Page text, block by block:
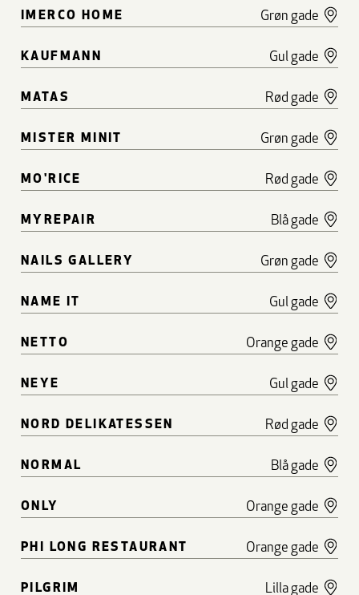
IMERCO HOME Grøn gade
KAUFMANN Gul gade
MATAS Rød gade
MISTER MINIT Grøn gade
MO'RICE Rød gade
MYREPAIR Blå gade
NAILS GALLERY Grøn gade
NAME IT Gul gade
NETTO Orange gade
NEYE Gul gade
NORD DELIKATESSEN Rød gade
NORMAL Blå gade
ONLY Orange gade
PHI LONG RESTAURANT Orange gade
PILGRIM Lilla gade